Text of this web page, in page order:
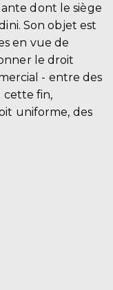
dont le siège
Son objet est
en vue de
le droit
- entre des
cette fin,
uniforme, des